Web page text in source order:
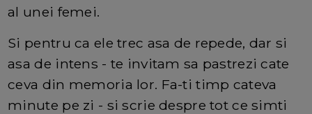
al unei femei.
Si pentru ca ele trec asa de repede, dar si
asa de intens - te invitam sa pastrezi cate
ceva din memoria lor. Fa-ti timp cateva
minute pe zi - si scrie despre tot ce simti